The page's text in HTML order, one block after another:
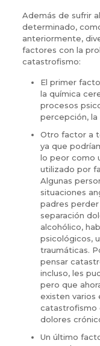
Además de sufrir
determinado,
anteriormente,
factores con la
catastrofismo:
El primer
la química
procesos
percepción, la
Otro factor a
ya que
lo peor como
utilizado por
Algunas
situaciones
padres perder
separación
alcohólico,
psicológicos,
traumáticas.
pensar
incluso, les
pero que
existen varios
catastrofismo
dolores
Un último